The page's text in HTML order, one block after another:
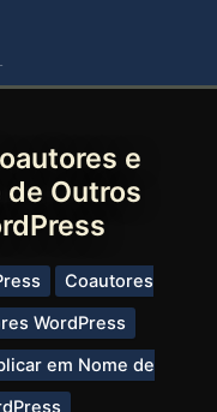
e
de Outros
Coautores
WordPress
em Nome de